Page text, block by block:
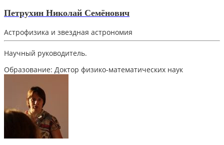
Петрухин Николай Семёнович
Астрофизика и звездная астрономия
Научный руководитель.
Образование: Доктор физико-математических наук